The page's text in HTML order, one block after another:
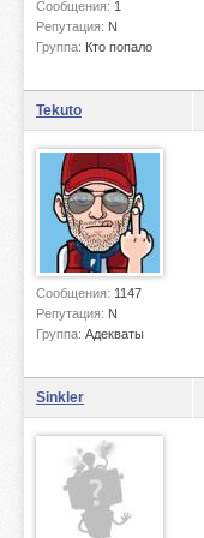
Сообщения: 1
Репутация: N
Группа: Кто попало
Tekuto
Сообщения: 1147
Репутация: N
Группа: Адекваты
Sinkler